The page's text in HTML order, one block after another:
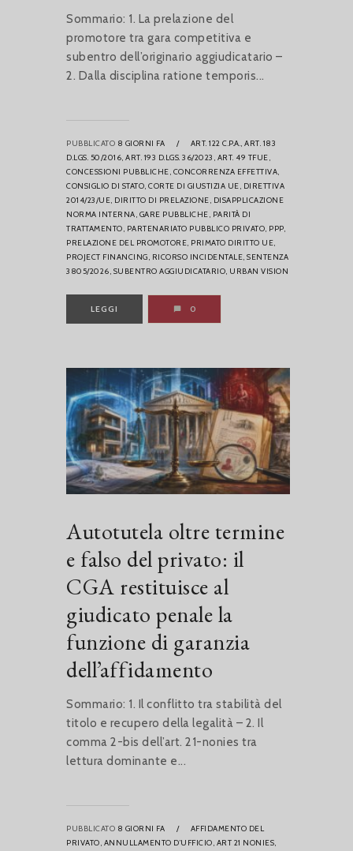
Sommario: 1. La prelazione del
promotore tra gara competitiva e
subentro dell’originario aggiudicatario –
2. Dalla disciplina ratione temporis...
PUBBLICATO 8 GIORNI FA / ART. 122 C.P.A., ART. 183
D.LGS. 50/2016, ART. 193 D.LGS. 36/2023, ART. 49 TFUE,
CONCESSIONI PUBBLICHE, CONCORRENZA EFFETTIVA,
CONSIGLIO DI STATO, CORTE DI GIUSTIZIA UE, DIRETTIVA
2014/23/UE, DIRITTO DI PRELAZIONE, DISAPPLICAZIONE
NORMA INTERNA, GARE PUBBLICHE, PARITÀ DI
TRATTAMENTO, PARTENARIATO PUBBLICO PRIVATO, PPP,
PRELAZIONE DEL PROMOTORE, PRIMATO DIRITTO UE,
PROJECT FINANCING, RICORSO INCIDENTALE, SENTENZA
3805/2026, SUBENTRO AGGIUDICATARIO, URBAN VISION
LEGGI 0
Autotutela oltre termine
e falso del privato: il
CGA restituisce al
giudicato penale la
funzione di garanzia
dell’affidamento
Sommario: 1. Il conflitto tra stabilità del
titolo e recupero della legalità – 2. Il
comma 2-bis dell’art. 21-nonies tra
lettura dominante e...
PUBBLICATO 8 GIORNI FA /
AFFIDAMENTO DEL
PRIVATO, ANNULLAMENTO D’UFFICIO, ART 21 NONIES,